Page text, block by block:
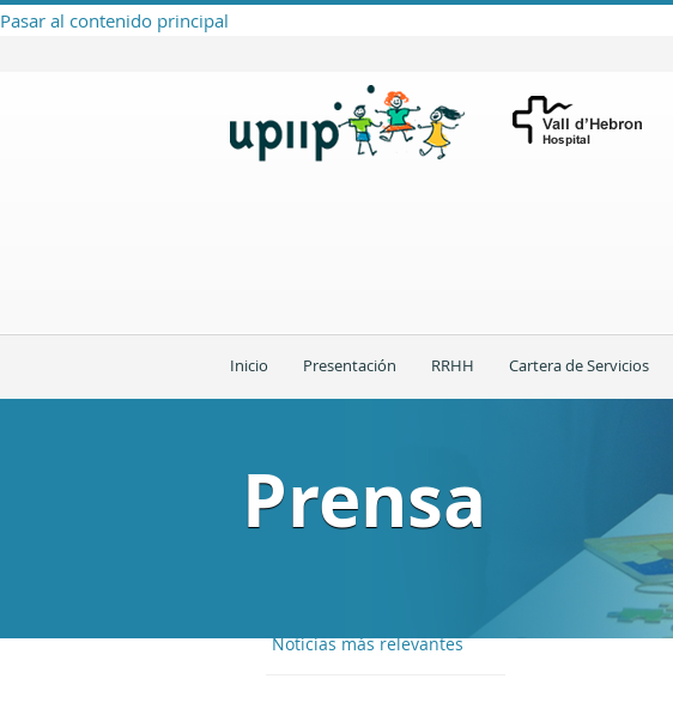
Pasar al contenido principal
Inicio Presentación RRHH Cartera de Servicios
Prensa
Noticias más relevantes